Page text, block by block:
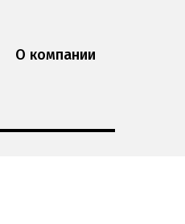
О компании